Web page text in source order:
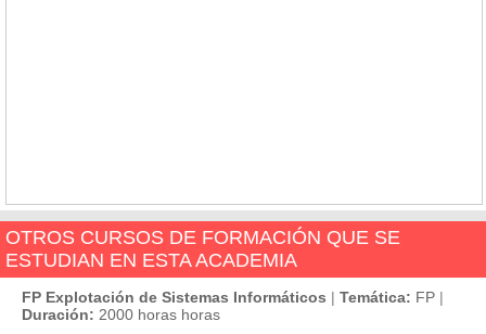
OTROS CURSOS DE FORMACIÓN QUE SE
ESTUDIAN EN ESTA ACADEMIA
FP Explotación de Sistemas Informáticos | Temática: FP |
Duración: 2000 horas horas